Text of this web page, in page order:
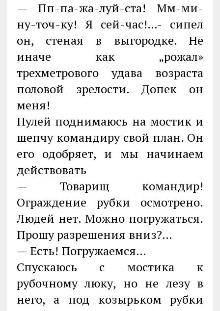
— Пп-па-жа-луй-ста! Мм-ми-
ну-точ-ку! Я сей-час!…- сипел
он, стеная в выгородке. Не
иначе как „рожал»
трехметрового удава возраста
половой зрелости. Допек он
меня!
Пулей поднимаюсь на мостик и
шепчу командиру свой план. Он
его одобряет, и мы начинаем
действовать
— Товарищ командир!
Ограждение рубки осмотрено.
Людей нет. Можно погружаться.
Прошу разрешения вниз?…
— Есть! Погружаемся…
Спускаюсь с мостика к
рубочному люку, но не лезу в
него, а под козырьком рубки